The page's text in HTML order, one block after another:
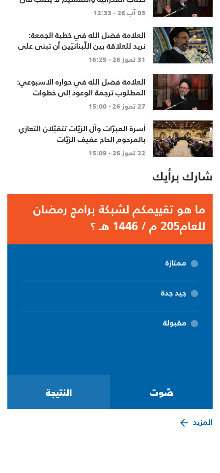
مصلحة أحد
03 آب 26 - 12:33
العلامة فضل الله في خطبة الجمعة:
نريد للعلاقة بين اللّبنانيّين أن تبنى على
الاحترام المتبادل، والانتماء الوطنيّ
الجامع
31 تموز 26 - 16:25
العلامة فضل الله في حواره الاسبوعي:
المطلوب ترجمة الوعود إلى خطوات
تنهي الاحتلال وتعيد الأهالي وتطلق
الاعمار
27 تموز 26 - 15:00
أسرة المبرّات وآل الزيّات تتقبّلان التعازي
بالمرحوم الحاج عفيف الزيّات
22 تموز 26 - 15:09
شارك برأيك
ما هو تقييمكم لشبكة برامج رمضان
للعام205 م / 1446 هـ ؟
ممتازة
جيد جدة
مقبولة
المزيد